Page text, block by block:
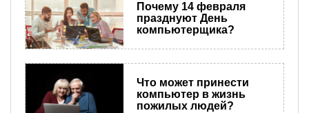
Почему 14 февраля
празднуют День
компьютерщика?
Что может принести
компьютер в жизнь
пожилых людей?